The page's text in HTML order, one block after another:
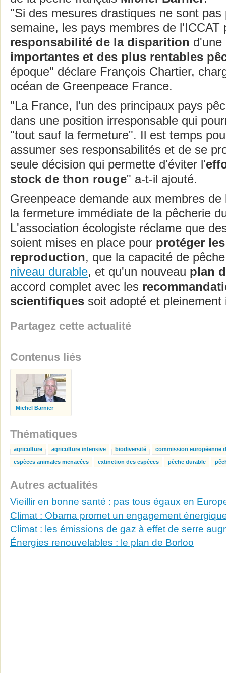
"Si des mesures drastiques ne sont pas
semaine, les pays membres de l'ICCAT
responsabilité de la disparition
importantes et des plus rentables
époque" déclare François Chartier,
océan de Greenpeace France.
"La France, l'un des principaux pays
dans une position irresponsable qui
"tout sauf la fermeture". Il est temps
assumer ses responsabilités et de se
seule décision qui permette d'éviter l'
stock de thon rouge" a-t-il ajouté.
Greenpeace demande aux membres
la fermeture immédiate de la pêcherie
L'association écologiste réclame que
soient mises en place pour protéger
reproduction, que la capacité de
niveau durable, et qu'un nouveau plan
accord complet avec les
scientifiques soit adopté et pleinement
Partagez cette actualité
Contenus liés
Michel Barnier
Thématiques
agriculture agriculture intensive biodiversité commission européenne
espèces animales menacées extinction des espèces pêche durable
Autres actualités
Vieillir en bonne santé : pas tous égaux en
Climat : Obama promet un engagement
Climat : les émissions de gaz à effet de serre
Énergies renouvelables : le plan de Borloo